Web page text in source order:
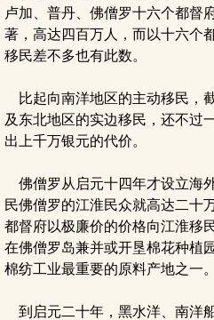
卢加、普丹、佛僧罗十六个都督
著，高达四百万人，而以十六个
移民差不多也有此数。
比起向南洋地区的主动移民，
及东北地区的实边移民，还不过
出上千万银元的代价。
佛僧罗从启元十四年才设立海
民佛僧罗的江淮民众就高达二十
都督府以极廉价的价格向江淮移
在佛僧罗岛兼并或开垦棉花种植
棉纺工业最重要的原料产地之一。
到启元二十年，黑水洋、南洋